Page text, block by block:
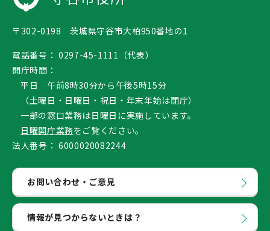
〒302-0198 茨城県守谷市大柏950番地の1
電話番号： 0297-45-1111（代表）
開庁時間：
平日 午前8時30分から午後5時15分
（土曜日・日曜日・祝日・年末年始は閉庁）
一部の窓口業務は日曜日に実施しています。
日曜開庁業務をご覧ください。
法人番号： 6000020082244
お問い合わせ・ご意見
情報が見つからないときは？